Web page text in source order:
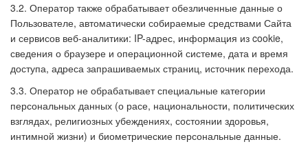
3.2. Оператор также обрабатывает обезличенные данные о
Пользователе, автоматически собираемые средствами Сайта
и сервисов веб-аналитики: IP-адрес, информация из cookie,
сведения о браузере и операционной системе, дата и время
доступа, адреса запрашиваемых страниц, источник перехода.
3.3. Оператор не обрабатывает специальные категории
персональных данных (о расе, национальности, политических
взглядах, религиозных убеждениях, состоянии здоровья,
интимной жизни) и биометрические персональные данные.